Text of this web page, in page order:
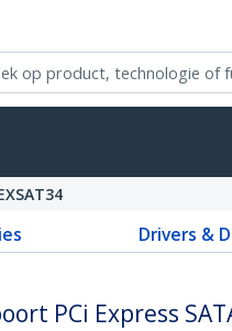
Drivers &
PCi Express